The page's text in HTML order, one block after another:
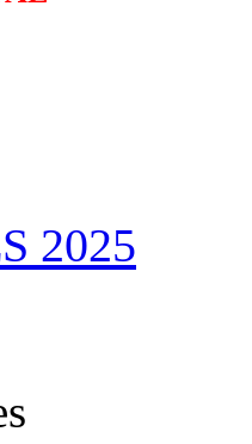
2025